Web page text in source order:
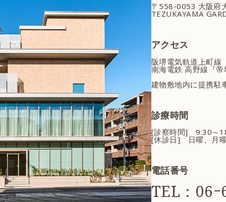
〒558-0053 大阪府
TEZUKAYAMA
アクセス
阪堺電気軌道上町
南海電鉄 高野線『
建物敷地内に提携駐
診療時間
[診察時間] 9:30～
[休診日] 日曜、月曜
電話番号
TEL：06